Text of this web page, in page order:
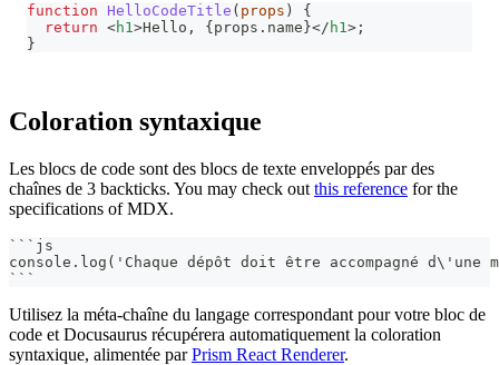
function HelloCodeTitle ( props )
{
return <h1 >Hello, { props . name }</ h1 > ;
}
Coloration syntaxique
Les blocs de code sont des blocs de texte enveloppés par des
chaînes de 3 backticks. You may check out this reference for the
specifications of MDX.
``` js
console.log('Chaque dépôt doit être accompagné d\'une
```
Utilisez la méta-chaîne du langage correspondant pour votre bloc de
code et Docusaurus récupérera automatiquement la coloration
syntaxique, alimentée parPrism React Renderer.